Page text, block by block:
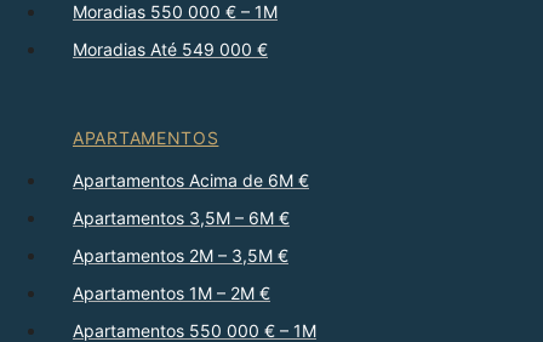
Moradias 550 000 € – 1M
Moradias Até 549 000 €
APARTAMENTOS
Apartamentos Acima de 6M €
Apartamentos 3,5M – 6M €
Apartamentos 2M – 3,5M €
Apartamentos 1M – 2M €
Apartamentos 550 000 € – 1M